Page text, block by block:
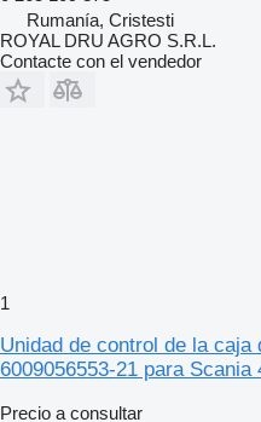
Rumanía, Cristesti
ROYAL DRU AGRO S.R.L.
Contacte con el vendedor
1
Unidad de control de la caja
6009056553-21 para Scania
Precio a consultar